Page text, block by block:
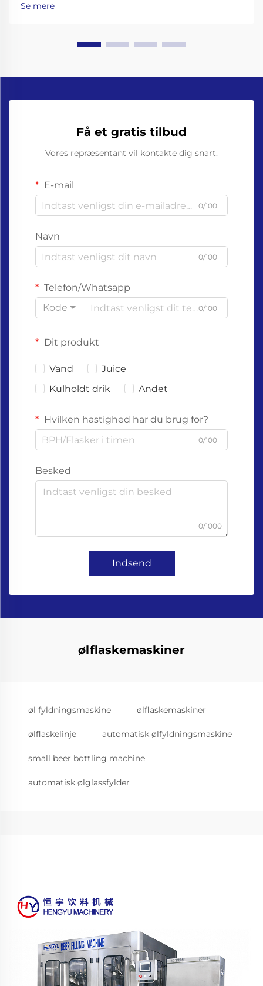
og præcisionsgrebere til flaskehalse. At arbejde med
Se mere
Få et gratis tilbud
Vores repræsentant vil kontakte dig snart.
E-mail
0/100
Navn
0/100
Telefon/Whatsapp
Kode
0/100
Dit produkt
Vand
Juice
Kulholdt drik
Andet
Hvilken hastighed har du brug for?
0/100
Besked
0/1000
Indsend
ølflaskemaskiner
øl fyldningsmaskine ølflaskemaskiner
ølflaskelinje automatisk ølfyldningsmaskine
small beer bottling machine
automatisk ølglassfylder